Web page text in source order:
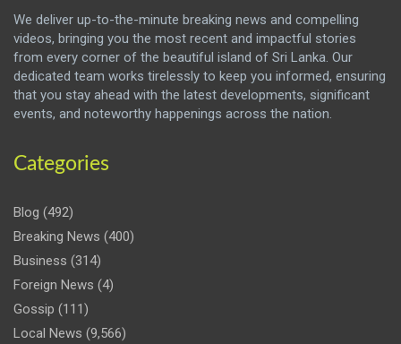
We deliver up-to-the-minute breaking news and compelling
videos, bringing you the most recent and impactful stories
from every corner of the beautiful island of Sri Lanka. Our
dedicated team works tirelessly to keep you informed, ensuring
that you stay ahead with the latest developments, significant
events, and noteworthy happenings across the nation.
Categories
Blog (492)
Breaking News (400)
Business (314)
Foreign News (4)
Gossip (111)
Local News (9,566)